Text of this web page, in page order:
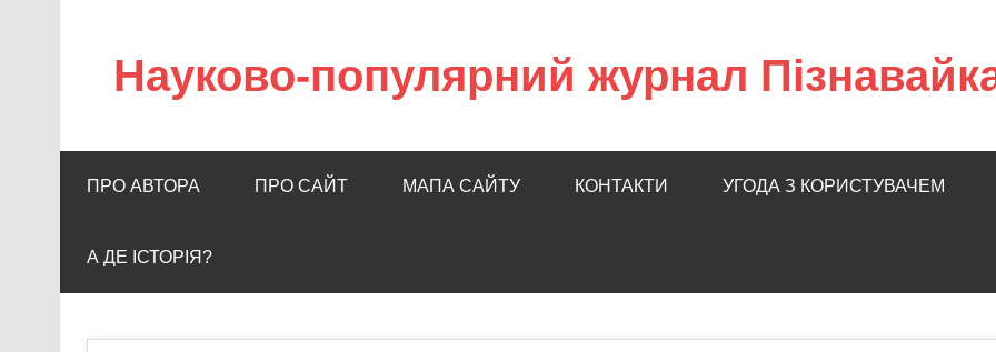
Науково-популярний журнал
ПРО АВТОРА ПРО САЙТ МАПА САЙТУ КОНТАКТИ УГОДА З КОРИСТУВАЧЕМ
А ДЕ ІСТОРІЯ?